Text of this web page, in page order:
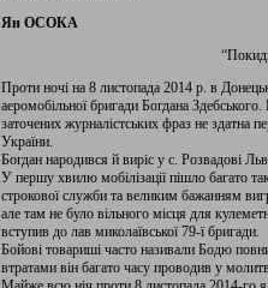
Ян ОСОКА
Проти ночі на 8 листопада 2014 р. в
аеромобільної бригади Богдана
заточених журналістських фраз не здатна
України.
Богдан народився й виріс у с. Розвадові
У першу хвилю мобілізації пішло багато
строкової служби та великим бажанням
але там не було вільного місця для
вступив до лав миколаївської 79-ї бригади.
Бойові товариші часто називали Бодю
втратами він багато часу проводив у